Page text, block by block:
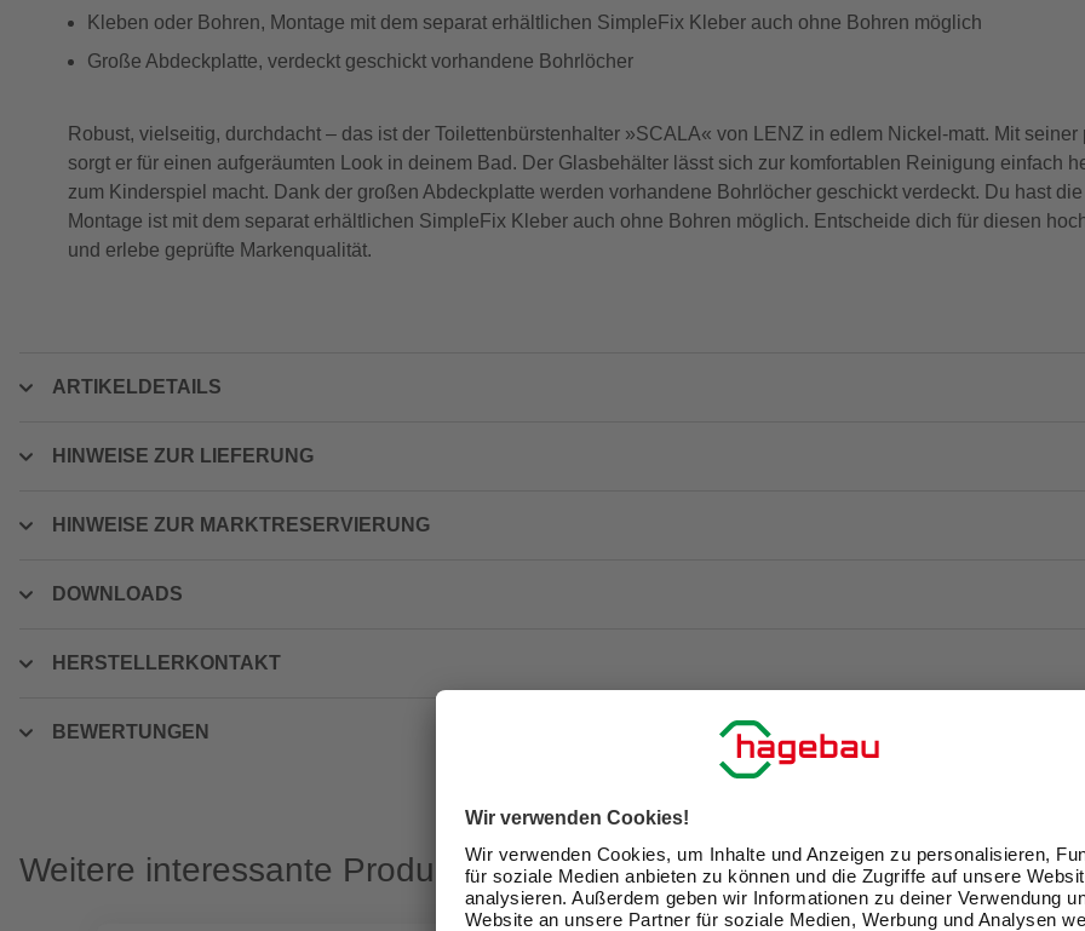
Kleben oder Bohren, Montage mit dem separat erhältlichen SimpleFix Kleber auch ohne Bohren möglich
Große Abdeckplatte, verdeckt geschickt vorhandene Bohrlöcher
Robust, vielseitig, durchdacht – das ist der Toilettenbürstenhalter »SCALA« von LENZ in edlem Nickel-matt. Mit
sorgt er für einen aufgeräumten Look in deinem Bad. Der Glasbehälter lässt sich zur komfortablen Reinigung einfach
zum Kinderspiel macht. Dank der großen Abdeckplatte werden vorhandene Bohrlöcher geschickt verdeckt. Du hast
Montage ist mit dem separat erhältlichen SimpleFix Kleber auch ohne Bohren möglich. Entscheide dich für diesen
und erlebe geprüfte Markenqualität.
ARTIKELDETAILS
HINWEISE ZUR LIEFERUNG
HINWEISE ZUR MARKTRESERVIERUNG
DOWNLOADS
HERSTELLERKONTAKT
BEWERTUNGEN
Weitere interessante Produkte